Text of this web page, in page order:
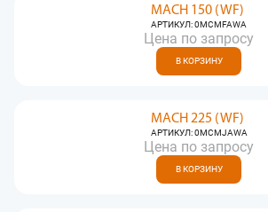
MACH 150 (WF)
АРТИКУЛ: 0MCMFAWA
Цена по запросу
В КОРЗИНУ
MACH 225 (WF)
АРТИКУЛ: 0MCMJAWA
Цена по запросу
В КОРЗИНУ